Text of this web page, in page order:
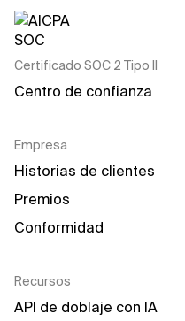
Certificado SOC 2 Tipo II
Centro de confianza
Empresa
Historias de clientes
Premios
Conformidad
Recursos
API de doblaje con IA